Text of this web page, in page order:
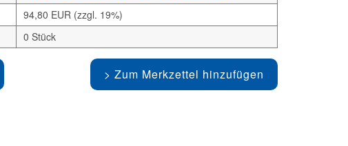
94,80 EUR (zzgl. 19%)
0 Stück
Zum Merkzettel hinzufügen